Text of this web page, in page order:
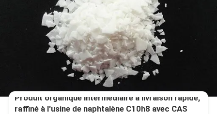
Produit organique intermédiaire à livraison rapide,
raffiné à l'usine de naphtalène C10h8 avec CAS